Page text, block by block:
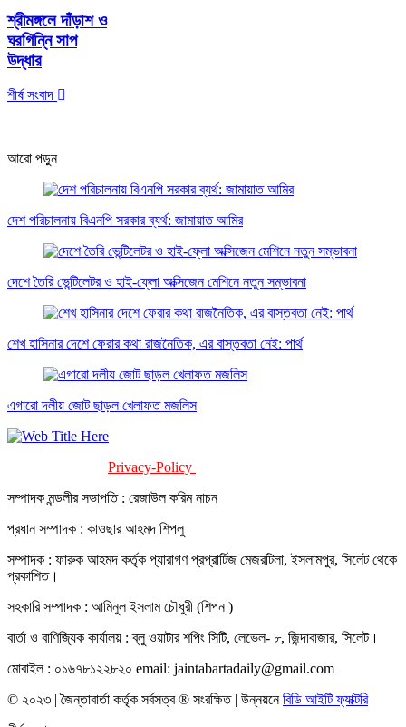
শ্রীমঙ্গলে দাঁড়াশ ও
ঘরগিন্নি সাপ
উদ্ধার
শীর্ষ সংবাদ
আরো পড়ুন
দেশ পরিচালনায় বিএনপি সরকার ব্যর্থ: জামায়াত আমির
দেশে তৈরি ভেন্টিলেটর ও হাই-ফ্লো অক্সিজেন মেশিনে নতুন সম্ভাবনা
শেখ হাসিনার দেশে ফেরার কথা রাজনৈতিক, এর বাস্তবতা নেই: পার্থ
এগারো দলীয় জোট ছাড়ল খেলাফত মজলিস
Privacy-Policy
সম্পাদক মন্ডলীর সভাপতি : রেজাউল করিম নাচন
প্রধান সম্পাদক : কাওছার আহমদ শিপলু
সম্পাদক : ফারুক আহমদ কর্তৃক প্যারাগণ প্রপ্রার্টিজ মেজরটিলা, ইসলামপুর, সিলেট থেকে
প্রকাশিত।
সহকারি সম্পাদক : আমিনুল ইসলাম চৌধুরী (শিপন )
বার্তা ও বাণিজ্যিক কার্যালয় : ব্লু ওয়াটার শপিং সিটি, লেভেল- ৮, জিন্দাবাজার, সিলেট।
মোবাইল : ০১৬৭৮১২২৮২০ email: jaintabartadaily@gmail.com
© ২০২৩ | জৈন্তাবার্তা কর্তৃক সর্বসত্ব ® সংরক্ষিত | উন্নয়নেবিডি আইটি ফ্যাক্টরি